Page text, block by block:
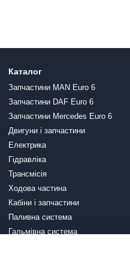
Каталог
Запчастини MAN Euro 6
Запчастини DAF Euro 6
Запчастини Mercedes Euro 6
Двигуни і запчастини
Електрика
Гідравліка
Трансмісія
Ходова частина
Кабіни і запчастини
Паливна система
Гальмівна система